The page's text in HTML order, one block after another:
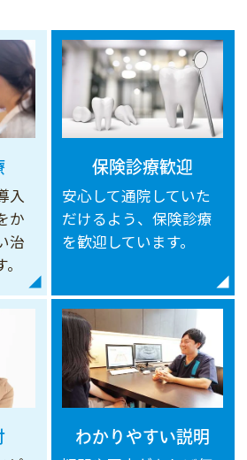
ます。
ク期間の休診のお知らせ】
日）～5/6（水）は休診と
常と異なり、診療してお
すが、何卒ご了承ください
します。
知らせ】
後休診となります。
常通りの10:30～14:00に
が、何卒ご了承くださいま
入
か
治
保険診療歓迎
安心して通院していた
だけるよう、保険診療
を歓迎しています。
わかりやすい説明